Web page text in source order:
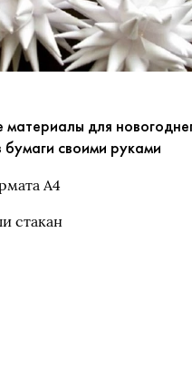
для
своими руками
А4
стакан